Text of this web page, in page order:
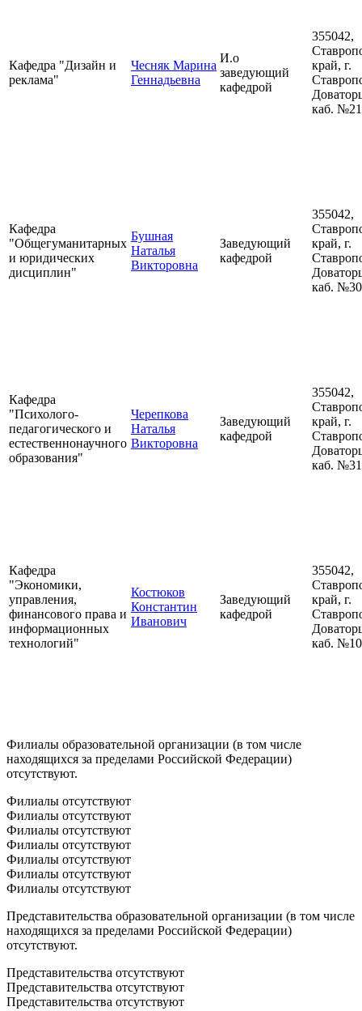
Кафедра "Дизайн и
реклама"
Чесняк Марина
Геннадьевна
И.о
заведующий
кафедрой
355042,
край, г.
каб.
Кафедра
"Общегуманитарных
и юридических
дисциплин"
Бушная
Наталья
Викторовна
Заведующий
кафедрой
355042,
край, г.
каб.
Кафедра
"Психолого-
педагогического и
естественнонаучного
образования"
Черепкова
Наталья
Викторовна
Заведующий
кафедрой
355042,
край, г.
каб.
Кафедра
"Экономики,
управления,
финансового права и
информационных
технологий"
Костюков
Константин
Иванович
Заведующий
кафедрой
355042,
край, г.
каб.
Филиалы образовательной организации (в том числе
находящихся за пределами Российской Федерации)
отсутствуют.
Филиалы отсутствуют
Филиалы отсутствуют
Филиалы отсутствуют
Филиалы отсутствуют
Филиалы отсутствуют
Филиалы отсутствуют
Филиалы отсутствуют
Представительства образовательной организации (в том числе
находящихся за пределами Российской Федерации)
отсутствуют.
Представительства отсутствуют
Представительства отсутствуют
Представительства отсутствуют